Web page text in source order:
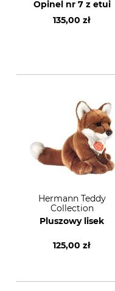
Opinel nr 7 z etui
135,00 zł
Hermann Teddy
Collection
Pluszowy lisek
125,00 zł